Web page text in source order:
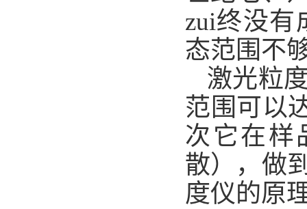
zui终没有
态范围不
激光粒
范围可以
次它在样
散），做
度仪的原